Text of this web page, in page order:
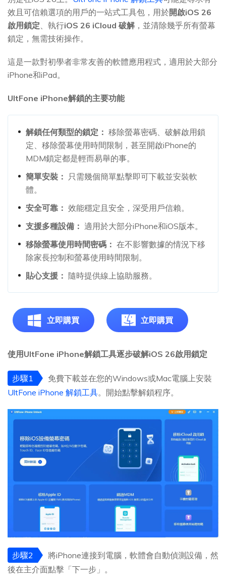
效且可信賴選項的用戶的一站式工具包，用於開啟iOS 26
啟用鎖定 、執行iOS 26 iCloud 破解，並清除幾乎所有螢幕
鎖定，無需技術操作。
這是一款對初學者非常友善的軟體應用程式，適用於大部分
iPhone和iPad。
UltFone iPhone解鎖的主要功能
解鎖任何類型的鎖定： 移除螢幕密碼、破解啟用鎖
定、移除螢幕使用時間限制，甚至開啟iPhone的
MDM鎖定都是輕而易舉的事。
簡單安裝：
只需幾個簡單點擊即可下載並安裝軟
體。
安全可靠： 效能穩定且安全，深受用戶信賴。
支援多種設備： 適用於大部分iPhone和iOS版本。
移除螢幕使用時間密碼： 在不影響數據的情況下移
除家長控制和螢幕使用時間限制。
貼心支援： 隨時提供線上協助服務。
立即購買 立即購買
使用UltFone iPhone解鎖工具逐步破解iOS 26啟用鎖定
步驟1
免費下載並在您的Windows或Mac電腦上安裝
UltFone iPhone 解鎖工具。開始點擊解鎖程序。
步驟2
將iPhone連接到電腦，軟體會自動偵測設備，然
後在主介面點擊「下一步」。